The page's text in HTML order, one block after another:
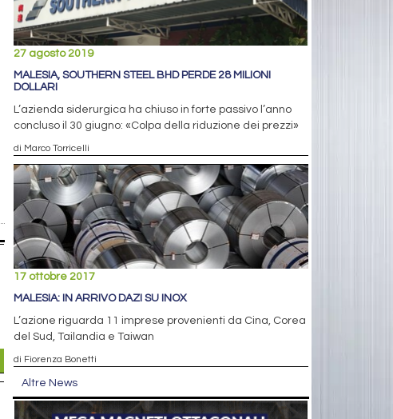
27 agosto 2019
MALESIA, SOUTHERN STEEL BHD PERDE 28 MILIONI
DOLLARI
L’azienda siderurgica ha chiuso in forte passivo l’anno
concluso il 30 giugno: «Colpa della riduzione dei prezzi»
di Marco Torricelli
17 ottobre 2017
MALESIA: IN ARRIVO DAZI SU INOX
L’azione riguarda 11 imprese provenienti da Cina, Corea
del Sud, Tailandia e Taiwan
di Fiorenza Bonetti
Altre News